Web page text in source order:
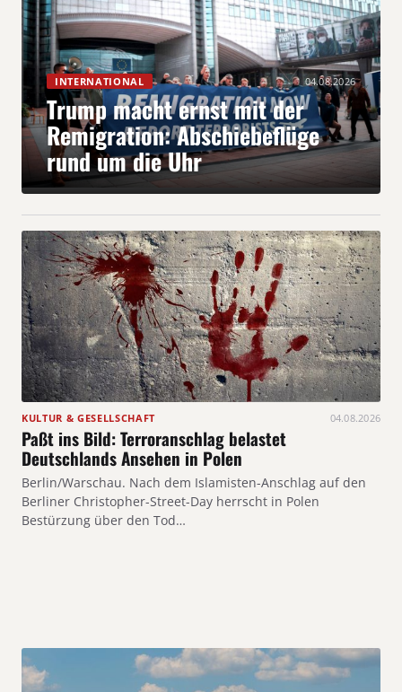
INTERNATIONAL 04.08.2026
Trump macht ernst mit der
Remigration: Abschiebeflüge
rund um die Uhr
KULTUR & GESELLSCHAFT 04.08.2026
Paßt ins Bild: Terroranschlag belastet
Deutschlands Ansehen in Polen
Berlin/Warschau. Nach dem Islamisten-Anschlag auf den
Berliner Christopher-Street-Day herrscht in Polen
Bestürzung über den Tod…